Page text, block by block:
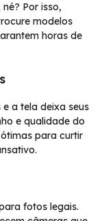
Por isso,
modelos
horas de
a tela deixa seus
e qualidade do
para curtir
fotos legais.